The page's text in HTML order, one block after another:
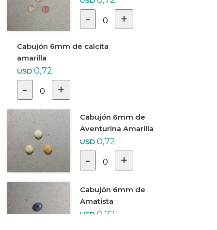
- 0 +
Cabujón 6mm de calcita
amarilla
USD 0,72
- 0 +
Cabujón 6mm de
Aventurina Amarilla
USD 0,72
- 0 +
Cabujón 6mm de
Amatista
USD 0,72